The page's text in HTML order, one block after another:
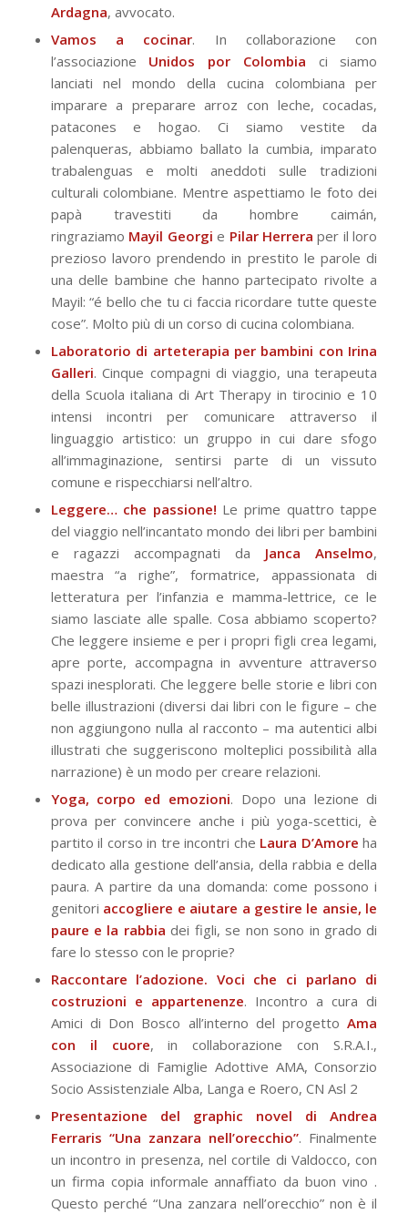
Ardagna, avvocato.
Vamos a cocinar. In collaborazione con
l’associazione Unidos por Colombia ci siamo
lanciati nel mondo della cucina colombiana per
imparare a preparare arroz con leche, cocadas,
patacones e hogao. Ci siamo vestite da
palenqueras, abbiamo ballato la cumbia, imparato
trabalenguas e molti aneddoti sulle tradizioni
culturali colombiane. Mentre aspettiamo le foto dei
papà travestiti da hombre caimán,
ringraziamo Mayil Georgi e Pilar Herrera per il loro
prezioso lavoro prendendo in prestito le parole di
una delle bambine che hanno partecipato rivolte a
Mayil: “é bello che tu ci faccia ricordare tutte queste
cose”. Molto più di un corso di cucina colombiana.
Laboratorio di arteterapia per bambini con Irina
Galleri. Cinque compagni di viaggio, una terapeuta
della Scuola italiana di Art Therapy in tirocinio e 10
intensi incontri per comunicare attraverso il
linguaggio artistico: un gruppo in cui dare sfogo
all’immaginazione, sentirsi parte di un vissuto
comune e rispecchiarsi nell’altro.
Leggere… che passione! Le prime quattro tappe
del viaggio nell’incantato mondo dei libri per bambini
e ragazzi accompagnati da Janca Anselmo,
maestra “a righe”, formatrice, appassionata di
letteratura per l’infanzia e mamma-lettrice, ce le
siamo lasciate alle spalle. Cosa abbiamo scoperto?
Che leggere insieme e per i propri figli crea legami,
apre porte, accompagna in avventure attraverso
spazi inesplorati. Che leggere belle storie e libri con
belle illustrazioni (diversi dai libri con le figure – che
non aggiungono nulla al racconto – ma autentici albi
illustrati che suggeriscono molteplici possibilità alla
narrazione) è un modo per creare relazioni.
Yoga, corpo ed emozioni. Dopo una lezione di
prova per convincere anche i più yoga-scettici, è
partito il corso in tre incontri che Laura D’Amore ha
dedicato alla gestione dell’ansia, della rabbia e della
paura. A partire da una domanda: come possono i
genitori accogliere e aiutare a gestire le ansie, le
paure e la rabbia dei figli, se non sono in grado di
fare lo stesso con le proprie?
Raccontare l’adozione. Voci che ci parlano di
costruzioni e appartenenze. Incontro a cura di
Amici di Don Bosco all’interno del progettoAma
con il cuore, in collaborazione con S.R.A.I.,
Associazione di Famiglie Adottive AMA, Consorzio
Socio Assistenziale Alba, Langa e Roero, CN Asl 2
Presentazione del graphic novel di Andrea
Ferraris “Una zanzara nell’orecchio”. Finalmente
un incontro in presenza, nel cortile di Valdocco, con
un firma copia informale annaffiato da buon vino .
Questo perché “Una zanzara nell’orecchio” non è il